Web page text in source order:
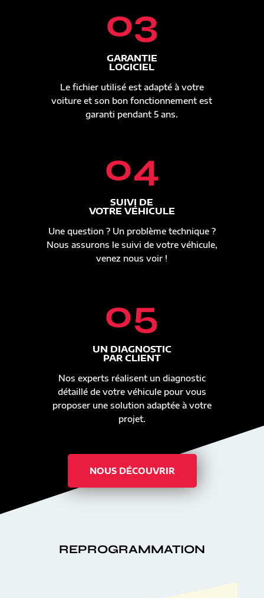
03
GARANTIE
LOGICIEL
Le fichier utilisé est adapté à votre
voiture et son bon fonctionnement est
garanti pendant 5 ans.
04
SUIVI DE
VOTRE VÉHICULE
Une question ? Un problème technique ?
Nous assurons le suivi de votre véhicule,
venez nous voir !
05
UN DIAGNOSTIC
PAR CLIENT
Nos experts réalisent un diagnostic
détaillé de votre véhicule pour vous
proposer une solution adaptée à votre
projet.
NOUS DÉCOUVRIR
REPROGRAMMATION